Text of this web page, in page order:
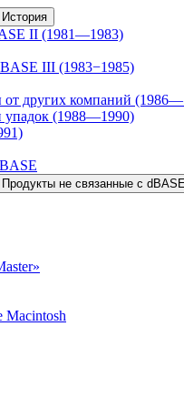
II (1981—1983)
III (1983−1985)
других компаний
упадок (1988—1990)
не связанные с dBASE
Macintosh